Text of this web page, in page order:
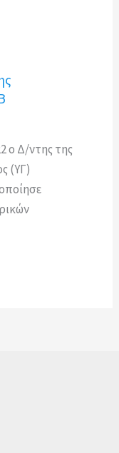
ο Δ/ντης της
(ΥΓ)